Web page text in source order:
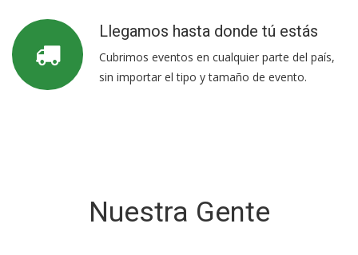
Llegamos hasta donde tú estás
Cubrimos eventos en cualquier parte del país,
sin importar el tipo y tamaño de evento.
Nuestra Gente